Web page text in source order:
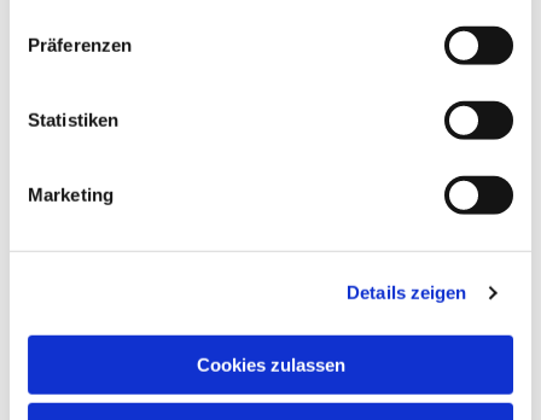
Präferenzen
Statistiken
Marketing
Details zeigen
Cookies zulassen